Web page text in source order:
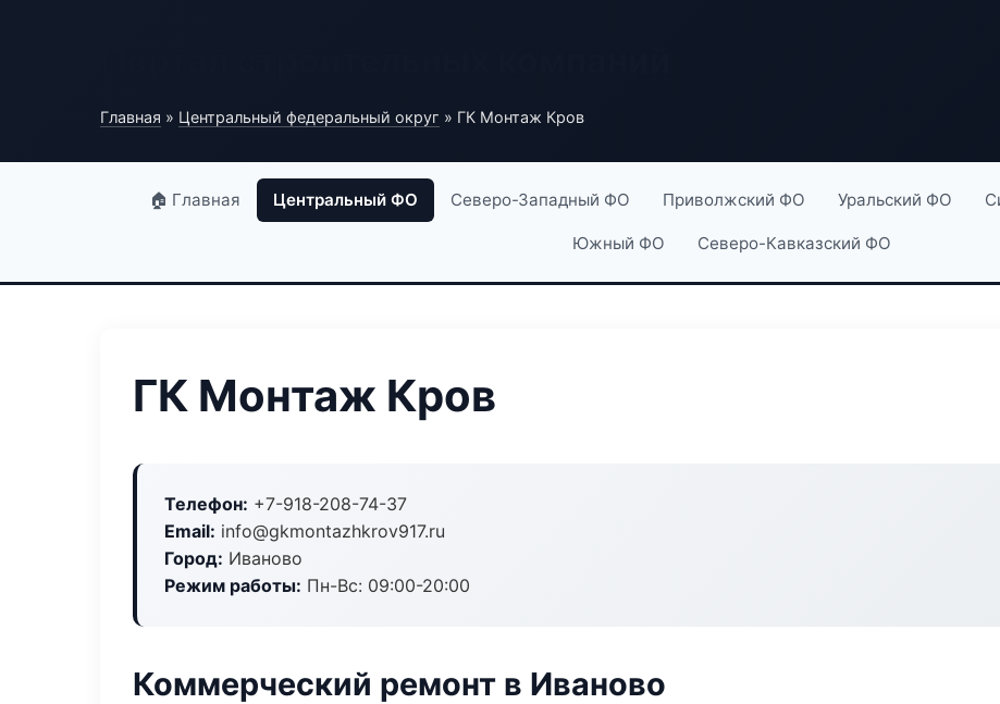
Главная » Центральный федеральный округ » ГК Монтаж Кров
🏠 Главная Центральный ФО Северо-Западный ФО Приволжский ФО Уральский ФО
Южный ФО Северо-Кавказский ФО
ГК Монтаж Кров
Телефон: +7-918-208-74-37
Email: info@gkmontazhkrov917.ru
Город: Иваново
Режим работы: Пн-Вс: 09:00-20:00
Коммерческий ремонт в Иваново